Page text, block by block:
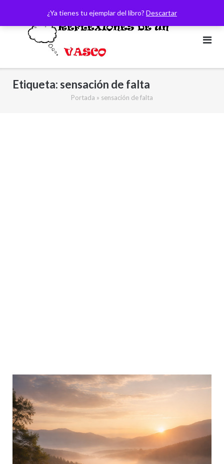
¿Ya tienes tu ejemplar del libro? Descartar
contenido
Etiqueta:sensación de falta
Portada » sensación de falta